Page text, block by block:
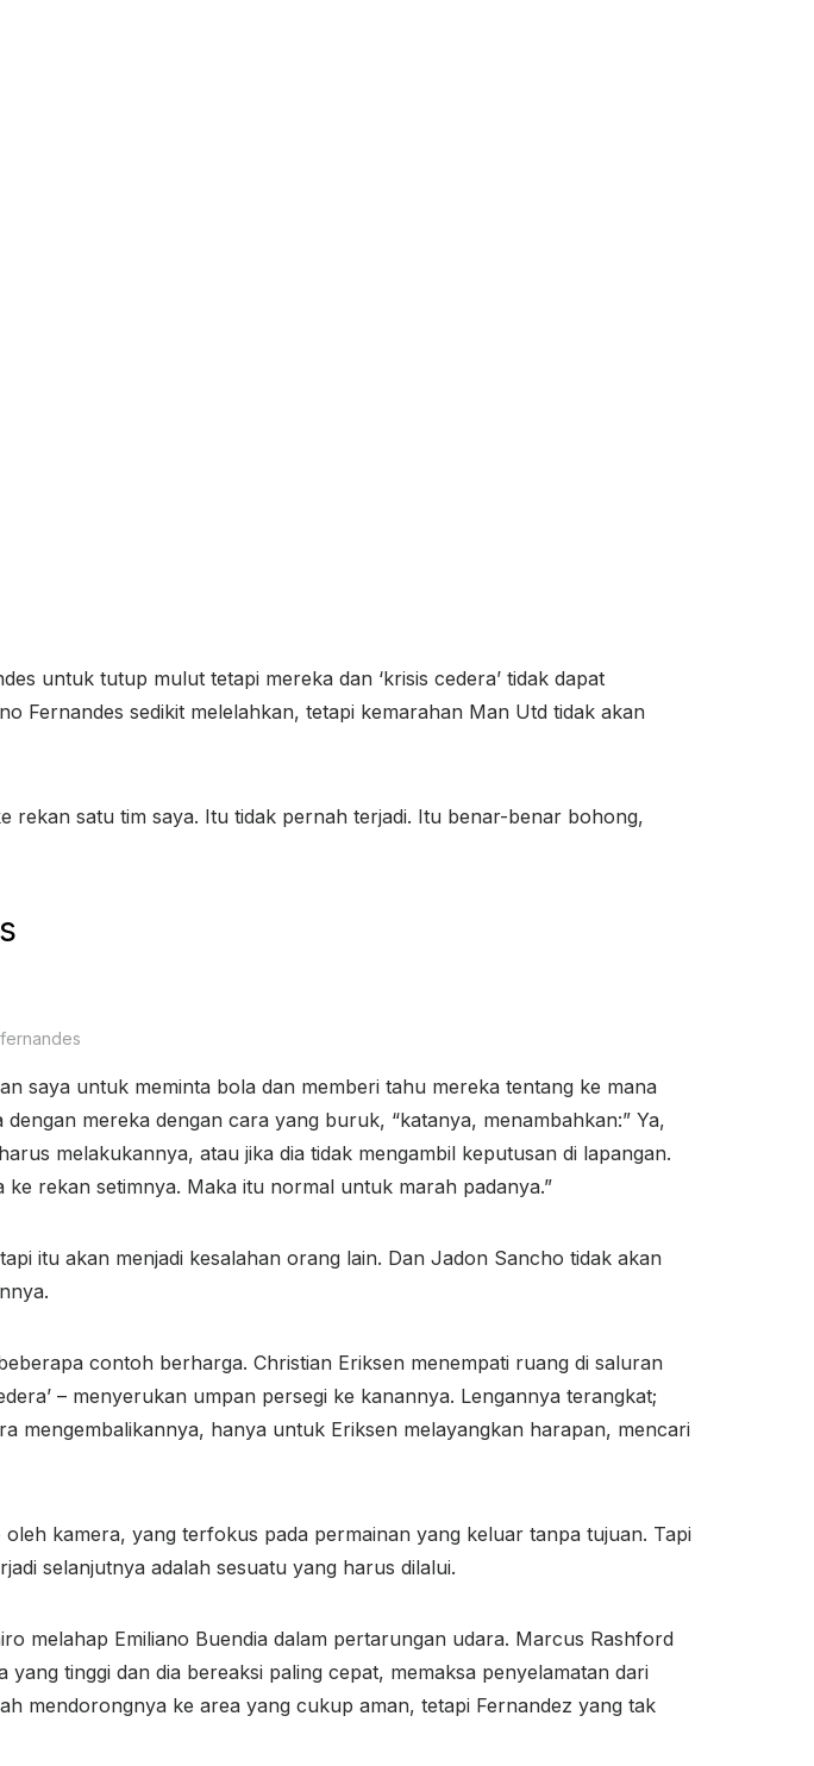
untuk tutup mulut tetapi mereka dan ‘krisis cedera’ tidak dapat
Fernandes sedikit melelahkan, tetapi kemarahan Man Utd tidak akan
rekan satu tim saya. Itu tidak pernah terjadi. Itu benar-benar bohong,
saya untuk meminta bola dan memberi tahu mereka tentang ke mana
mereka dengan cara yang buruk, “katanya, menambahkan:” Ya,
melakukannya, atau jika dia tidak mengambil keputusan di lapangan.
rekan setimnya. Maka itu normal untuk marah padanya.”
itu akan menjadi kesalahan orang lain. Dan Jadon Sancho tidak akan
contoh berharga. Christian Eriksen menempati ruang di saluran
– menyerukan umpan persegi ke kanannya. Lengannya terangkat;
mengembalikannya, hanya untuk Eriksen melayangkan harapan, mencari
kamera, yang terfokus pada permainan yang keluar tanpa tujuan. Tapi
selanjutnya adalah sesuatu yang harus dilalui.
melahap Emiliano Buendia dalam pertarungan udara. Marcus Rashford
tinggi dan dia bereaksi paling cepat, memaksa penyelamatan dari
mendorongnya ke area yang cukup aman, tetapi Fernandez yang tak